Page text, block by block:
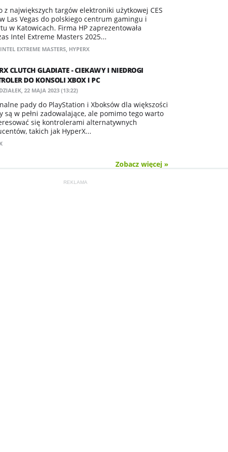
z największych targów elektroniki użytkowej CES
Las Vegas do polskiego centrum gamingu i
w Katowicach. Firma HP zaprezentowała
Intel Extreme Masters 2025...
INTEL EXTREME MASTERS, HYPERX
CLUTCH GLADIATE - CIEKAWY I NIEDROGI
DO KONSOLI XBOX I PC
22 MAJA 2023 (13:22)
pady do PlayStation i Xboksów dla większości
są w pełni zadowalające, ale pomimo tego warto
się kontrolerami alternatywnych
takich jak HyperX...
Zobacz więcej »
REKLAMA